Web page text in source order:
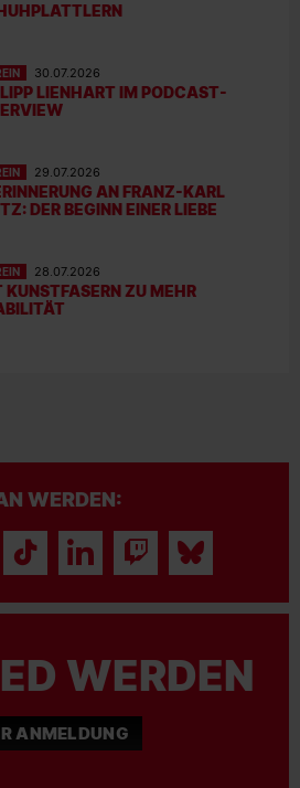
30.07.2026
LIENHART IM PODCAST-
29.07.2026
AN FRANZ-KARL
DER BEGINN EINER LIEBE
28.07.2026
KUNSTFASERN ZU MEHR
WERDEN:
WERDEN
ANMELDUNG